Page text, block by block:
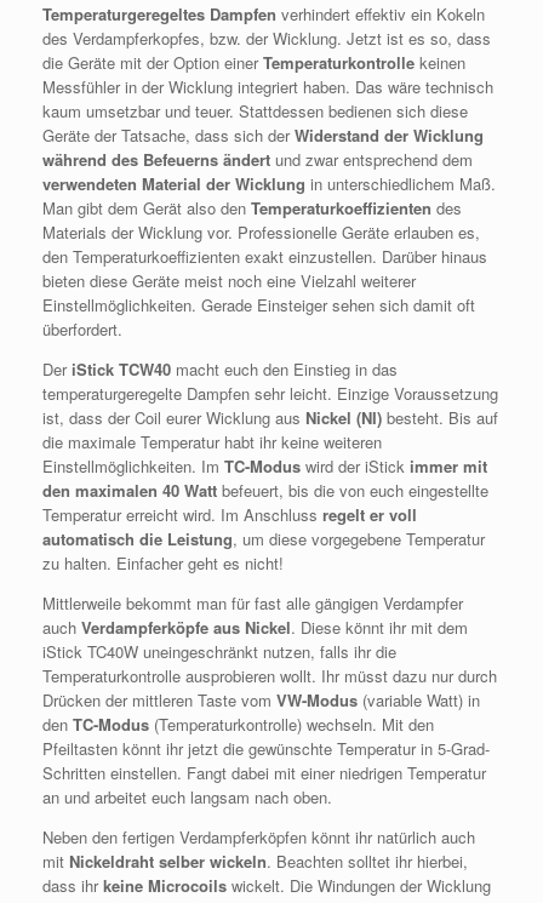
Temperaturgeregeltes Dampfen verhindert effektiv ein Kokeln
des Verdampferkopfes, bzw. der Wicklung. Jetzt ist es so, dass
die Geräte mit der Option einerTemperaturkontrolle keinen
Messfühler in der Wicklung integriert haben. Das wäre technisch
kaum umsetzbar und teuer. Stattdessen bedienen sich diese
Geräte der Tatsache, dass sich derWiderstand der Wicklung
während des Befeuerns ändert und zwar entsprechend dem
verwendeten Material der Wicklung in unterschiedlichem Maß.
Man gibt dem Gerät also den Temperaturkoeffizienten des
Materials der Wicklung vor. Professionelle Geräte erlauben es,
den Temperaturkoeffizienten exakt einzustellen. Darüber hinaus
bieten diese Geräte meist noch eine Vielzahl weiterer
Einstellmöglichkeiten. Gerade Einsteiger sehen sich damit oft
überfordert.
Der iStick TCW40 macht euch den Einstieg in das
temperaturgeregelte Dampfen sehr leicht. Einzige Voraussetzung
ist, dass der Coil eurer Wicklung aus Nickel (NI) besteht. Bis auf
die maximale Temperatur habt ihr keine weiteren
Einstellmöglichkeiten. Im TC-Modus wird der iStick immer mit
den maximalen 40 Watt befeuert, bis die von euch eingestellte
Temperatur erreicht wird. Im Anschluss regelt er voll
automatisch die Leistung, um diese vorgegebene Temperatur
zu halten. Einfacher geht es nicht!
Mittlerweile bekommt man für fast alle gängigen Verdampfer
auch Verdampferköpfe aus Nickel. Diese könnt ihr mit dem
iStick TC40W uneingeschränkt nutzen, falls ihr die
Temperaturkontrolle ausprobieren wollt. Ihr müsst dazu nur durch
Drücken der mittleren Taste vom VW-Modus (variable Watt) in
den TC-Modus (Temperaturkontrolle) wechseln. Mit den
Pfeiltasten könnt ihr jetzt die gewünschte Temperatur in 5-Grad-
Schritten einstellen. Fangt dabei mit einer niedrigen Temperatur
an und arbeitet euch langsam nach oben.
Neben den fertigen Verdampferköpfen könnt ihr natürlich auch
mit Nickeldraht selber wickeln. Beachten solltet ihr hierbei,
dass ihrkeine Microcoils wickelt. Die Windungen der Wicklung